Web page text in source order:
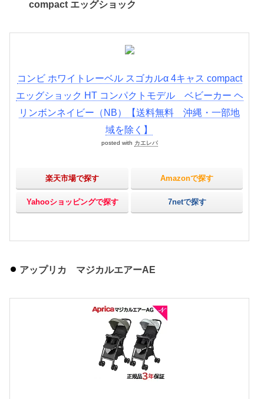
compact エッグショック
コンビ ホワイトレーベル スゴカルα 4キャス compact
エッグショック HT コンパクトモデル ベビーカー ヘ
リンボンネイビー（NB）【送料無料 沖縄・一部地
域を除く】
posted with カエレバ
楽天市場で探す Amazonで探す
Yahooショッピングで探す 7netで探す
アップリカ マジカルエアーAE